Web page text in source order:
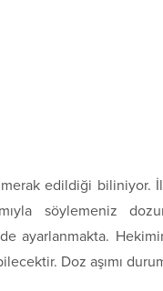
edildiği biliniyor.
söylemeniz
ayarlanmakta.
Doz aşımı